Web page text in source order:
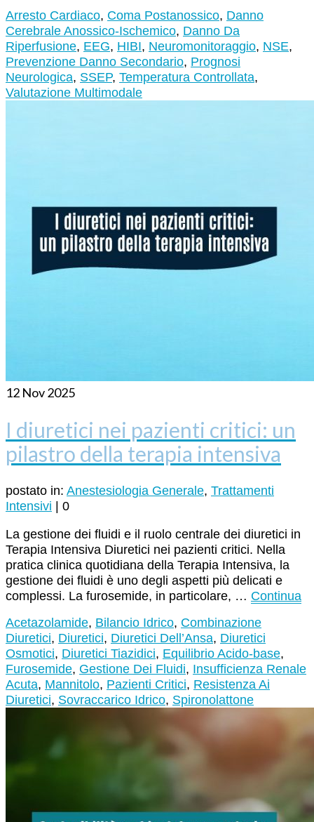
Arresto Cardiaco, Coma Postanossico, Danno
Cerebrale Anossico-Ischemico, Danno Da
Riperfusione, EEG, HIBI, Neuromonitoraggio, NSE,
Prevenzione Danno Secondario, Prognosi
Neurologica, SSEP, Temperatura Controllata,
Valutazione Multimodale
12 Nov 2025
I diuretici nei pazienti critici: un
pilastro della terapia intensiva
postato in: Anestesiologia Generale, Trattamenti
Intensivi
0
La gestione dei fluidi e il ruolo centrale dei diuretici in
Terapia Intensiva Diuretici nei pazienti critici. Nella
pratica clinica quotidiana della Terapia Intensiva, la
gestione dei fluidi è uno degli aspetti più delicati e
complessi. La furosemide, in particolare, … Continua
Acetazolamide, Bilancio Idrico, Combinazione
Diuretici, Diuretici, Diuretici Dell’Ansa, Diuretici
Osmotici, Diuretici Tiazidici, Equilibrio Acido-base,
Furosemide, Gestione Dei Fluidi, Insufficienza Renale
Acuta, Mannitolo, Pazienti Critici, Resistenza Ai
Diuretici, Sovraccarico Idrico, Spironolattone